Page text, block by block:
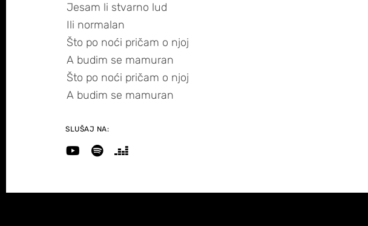
Jesam li stvarno lud
Ili normalan
Što po noći pričam o njoj
A budim se mamuran
Što po noći pričam o njoj
A budim se mamuran
SLUŠAJ NA: